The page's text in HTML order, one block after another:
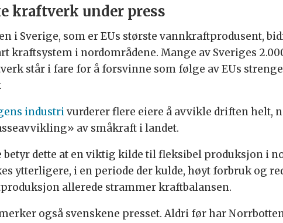
kraftverk under press
i Sverige, som er EUs største vannkraftprodusent,
kraftsystem i nordområdene. Mange av Sveriges
står i fare for å forsvinne som følge av EUs
industrivurderer flere eiere å avvikle driften helt,
av småkraft i landet.
betyr dette at en viktig kilde til fleksibel produksjon i
ytterligere, i en periode der kulde, høyt forbruk og
allerede strammer kraftbalansen.
også svenskene presset. Aldri før har